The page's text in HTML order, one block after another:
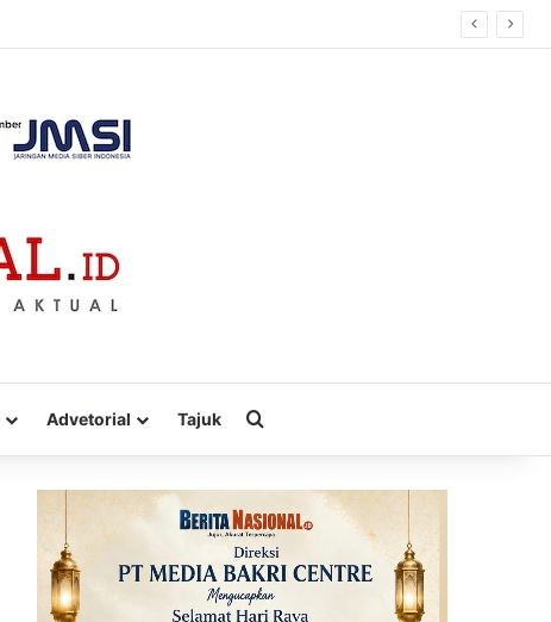
Advetorial Tajuk